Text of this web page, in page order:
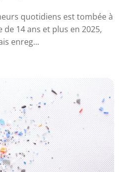
quotidiens est tombée à
de 14 ans et plus en 2025,
enreg...